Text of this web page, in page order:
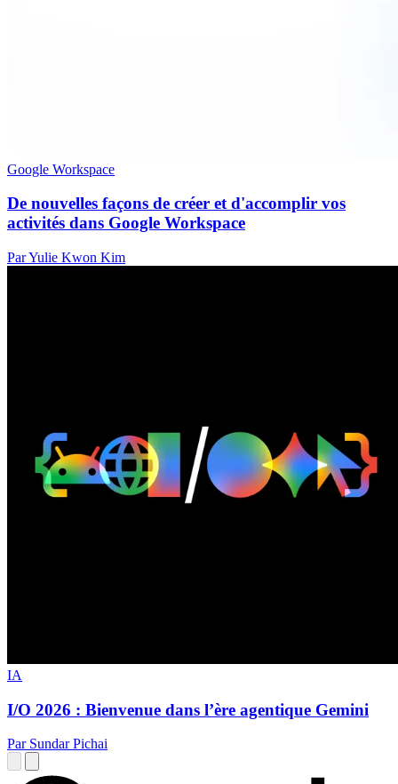
Google Workspace
De nouvelles façons de créer et d'accomplir vos
activités dans Google Workspace
Par Yulie Kwon Kim
IA
I/O 2026 : Bienvenue dans l’ère agentique Gemini
Par Sundar Pichai